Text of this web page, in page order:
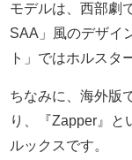
モデルは、西部劇
SAA」風のデザイ
ト」ではホルスタ
ちなみに、海外版
り、『Zapper』と
ルックスです。